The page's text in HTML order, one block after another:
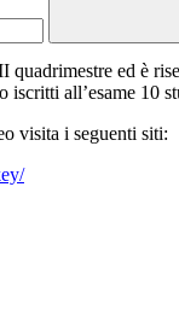
ed è
all’esame 10
visita i seguenti siti: